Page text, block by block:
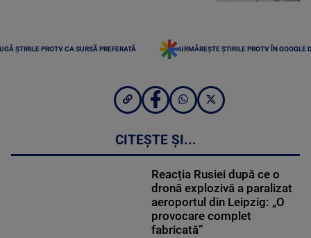
ȘTIRILE PROTV CA SURSĂ PREFERATĂ URMĂREȘTE ȘTIRILE PROTV ÎN GOOGLE
CITEȘTE ȘI...
Reacția Rusiei după ce o
dronă explozivă a paralizat
aeroportul din Leipzig: „O
provocare complet
fabricată”